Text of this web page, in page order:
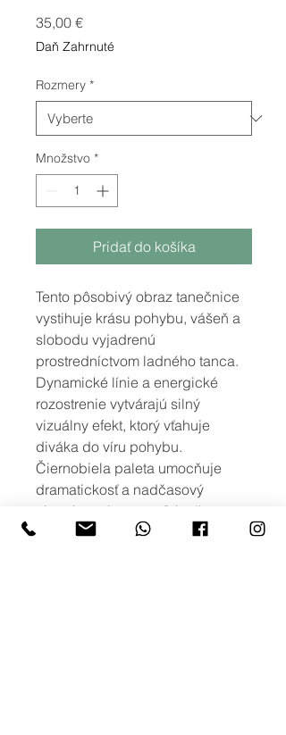
35,00 €Price
Daň Zahrnuté
Rozmery *
Množstvo *
Pridať do košíka
Tento pôsobivý obraz tanečnice
vystihuje krásu pohybu, vášeň a
slobodu vyjadrenú
prostredníctvom ladného tanca.
Dynamické línie a energické
rozostrenie vytvárajú silný
vizuálny efekt, ktorý vťahuje
diváka do víru pohybu.
Čiernobiela paleta umocňuje
dramatickosť a nadčasový
charakter obrazu, vďaka čomu sa
skvele hodí do moderných